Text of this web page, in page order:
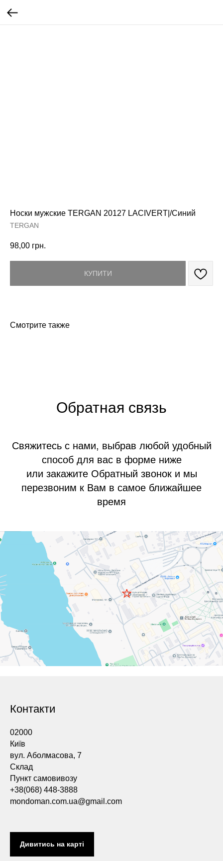
Носки мужские TERGAN 20127 LACIVERT|/Синий
TERGAN
98,00 грн.
КУПИТИ
Смотрите также
Обратная связь
Свяжитесь с нами, выбрав любой удобный
способ для вас в форме ниже
или закажите Обратный звонок и мы
перезвоним к Вам в самое ближайшее
время
Контакти
02000
Київ
вул. Аболмасова, 7
Склад
Пункт самовивозу
+38(068) 448-3888
mondoman.com.ua@gmail.com
Дивитись на карті